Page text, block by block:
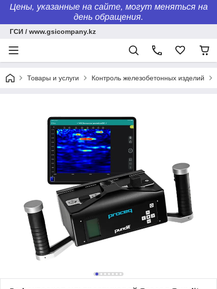
Цены, указанные на сайте, могут меняться на
день обращения.
ГСИ / www.gsicompany.kz
Товары и услуги Контроль железобетонных изделий